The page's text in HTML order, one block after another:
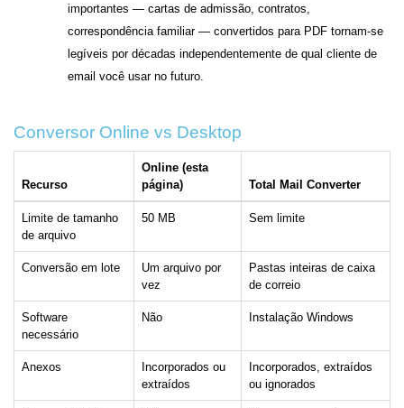
importantes — cartas de admissão, contratos,
correspondência familiar — convertidos para PDF tornam-se
legíveis por décadas independentemente de qual cliente de
email você usar no futuro.
Conversor Online vs Desktop
Recurso
Online (esta
página)
Total Mail Converter
Limite de tamanho
de arquivo
50 MB Sem limite
Conversão em lote
Um arquivo por
vez
Pastas inteiras de caixa
de correio
Software
necessário
Não Instalação Windows
Anexos
Incorporados ou
extraídos
Incorporados, extraídos
ou ignorados